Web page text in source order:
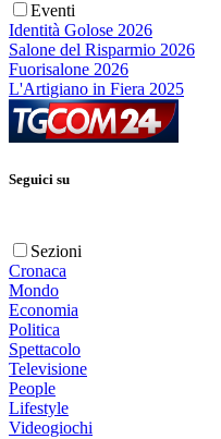
Eventi
Identità Golose 2026
Salone del Risparmio 2026
Fuorisalone 2026
L'Artigiano in Fiera 2025
Seguici su
Sezioni
Cronaca
Mondo
Economia
Politica
Spettacolo
Televisione
People
Lifestyle
Videogiochi